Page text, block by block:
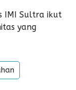
IMI Sultra ikut
yang